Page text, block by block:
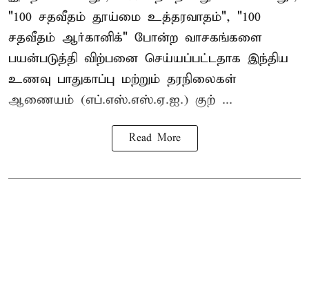
"100 சதவீதம் தூய்மை உத்தரவாதம்", "100
சதவீதம் ஆர்கானிக்" போன்ற வாசகங்களை
பயன்படுத்தி விற்பனை செய்யப்பட்டதாக இந்திய
உணவு பாதுகாப்பு மற்றும் தரநிலைகள்
ஆணையம் (எப்.எஸ்.எஸ்.ஏ.ஐ.) குற் ...
Read More